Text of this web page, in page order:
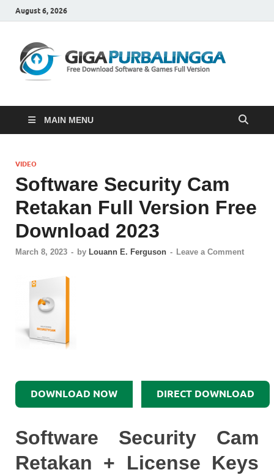
August 6, 2026
Version
MAIN MENU
VIDEO
Software Security Cam
Retakan Full Version Free
Download 2023
March 8, 2023 - by Louann E. Ferguson - Leave a Comment
DOWNLOAD NOW DIRECT DOWNLOAD
Software Security Cam
Retakan + License Keys